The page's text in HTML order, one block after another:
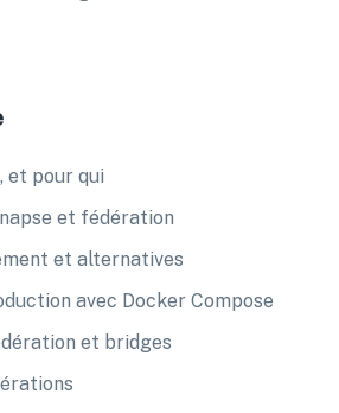
et pour qui
et fédération
et alternatives
avec Docker Compose
et bridges